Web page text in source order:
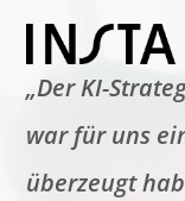
„Der KI-
war für uns
überzeugt